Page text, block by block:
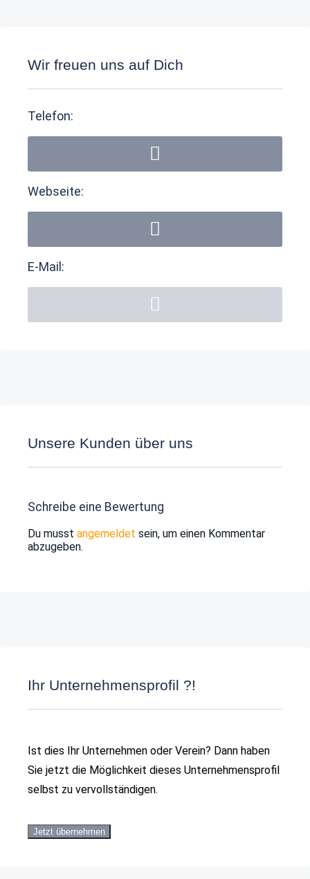
Wir freuen uns auf Dich
Telefon:
Webseite:
E-Mail:
Unsere Kunden über uns
Schreibe eine Bewertung
Du musst angemeldet sein, um einen Kommentar
abzugeben.
Ihr Unternehmensprofil ?!
Ist dies Ihr Unternehmen oder Verein? Dann haben
Sie jetzt die Möglichkeit dieses Unternehmensprofil
selbst zu vervollständigen.
Jetzt übernehmen